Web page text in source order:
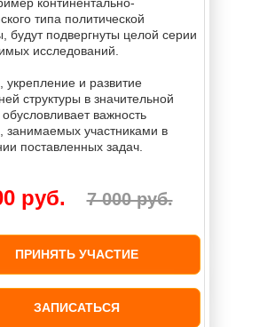
типа политической
будут подвергнуты целой серии
исследований.
укрепление и развитие
структуры в значительной
важность
занимаемых участниками в
поставленных задач.
ПРИНЯТЬ УЧАСТИЕ
ЗАПИСАТЬСЯ
руб. 7 000 руб.